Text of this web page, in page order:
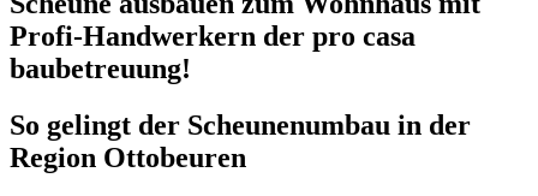
Profi-Handwerkern der pro casa
baubetreuung!
So gelingt der Scheunenumbau in der
Region Ottobeuren